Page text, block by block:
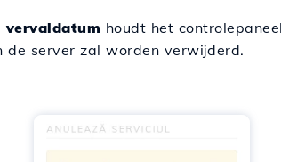
vervaldatum houdt het
server zal worden verwijderd.